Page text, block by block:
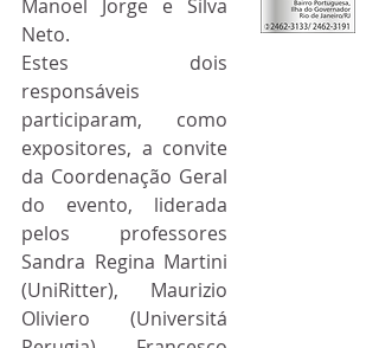
Manoel Jorge e Silva
Neto.
Estes dois
responsáveis
participaram, como
expositores, a convite
da Coordenação Geral
do evento, liderada
pelos professores
Sandra Regina Martini
(UniRitter), Maurizio
Oliviero (Universitá